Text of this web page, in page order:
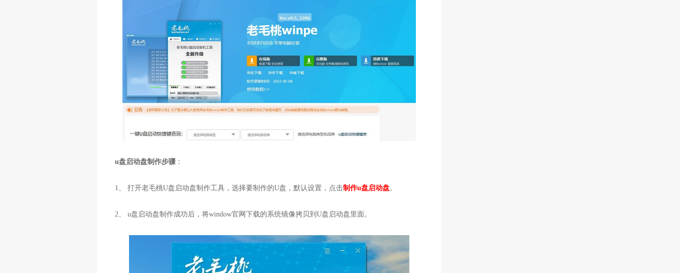
u盘启动盘制作步骤 ：
1、 打开老毛桃U盘启动盘制作工具，选择要制作的U盘，默认设置，点击制作u盘启动盘。
2、 u盘启动盘制作成功后，将window官网下载的系统镜像拷贝到U盘启动盘里面。